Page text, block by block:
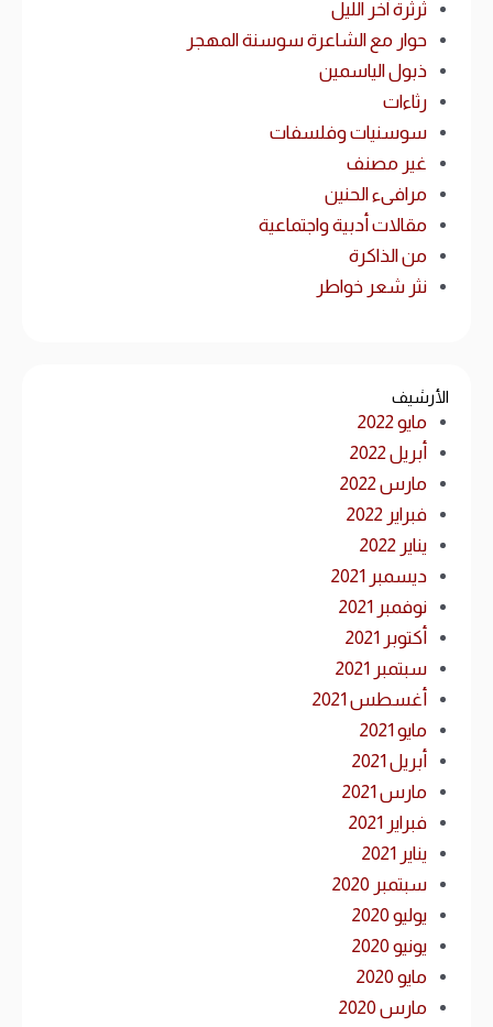
ثرثرة آخر الليل
حوار مع الشاعرة سوسنة المهجر
ذبول الياسمين
رثاءات
سوسنيات وفلسفات
غير مصنف
مرافىء الحنين
مقالات أدبية واجتماعية
من الذاكرة
نثر شعر خواطر
الأرشيف
مايو 2022
أبريل 2022
مارس 2022
فبراير 2022
يناير 2022
ديسمبر 2021
نوفمبر 2021
أكتوبر 2021
سبتمبر 2021
أغسطس 2021
مايو 2021
أبريل 2021
مارس 2021
فبراير 2021
يناير 2021
سبتمبر 2020
يوليو 2020
يونيو 2020
مايو 2020
مارس 2020